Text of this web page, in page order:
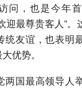
问，也是今年
迎最尊贵客人”。
统友谊，也表明
优势。
两国最高领导人